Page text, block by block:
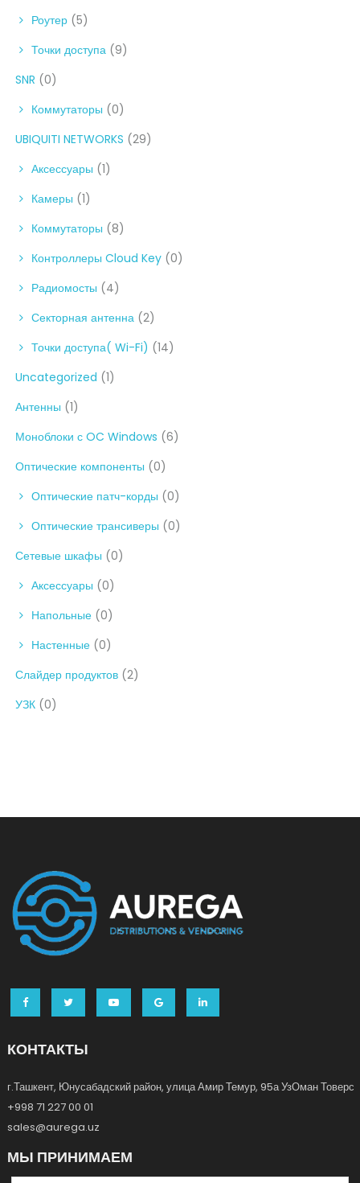
Роутер (5)
Точки доступа (9)
SNR (0)
Коммутаторы (0)
UBIQUITI NETWORKS (29)
Аксессуары (1)
Камеры (1)
Коммутаторы (8)
Контроллеры Cloud Key (0)
Радиомосты (4)
Секторная антенна (2)
Точки доступа( Wi-Fi) (14)
Uncategorized (1)
Антенны (1)
Моноблоки с OC Windows (6)
Оптические компоненты (0)
Оптические патч-корды (0)
Оптические трансиверы (0)
Сетевые шкафы (0)
Аксессуары (0)
Напольные (0)
Настенные (0)
Слайдер продуктов (2)
УЗК (0)
КОНТАКТЫ
г.Ташкент, Юнусабадский район, улица Амир Темур, 95а УзОман Товерс
+998 71 227 00 01
sales@aurega.uz
МЫ ПРИНИМАЕМ